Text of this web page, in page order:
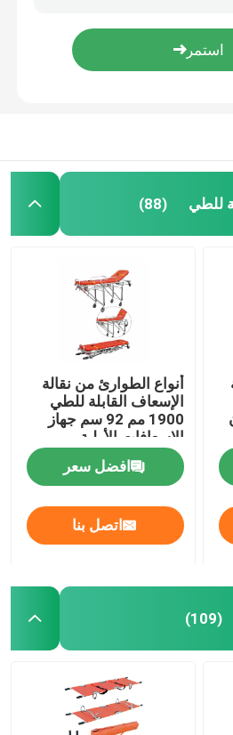
للطي
الطوارئ
للطي (88)
أنواع الطوارئ من نقالة
الإسعاف القابلة للطي
1900 مم 92 سم جهاز
الإسعافات الأولية
افضل سعر
اتصل بنا
(109)